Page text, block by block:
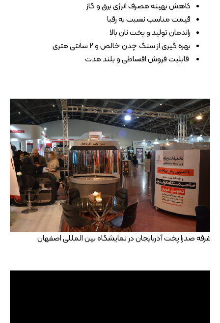
کاهش بهینه مصرف انرژی برق و گاز
قیمت مناسب نسبت به رقبا
راندمان تولید و پخت نان بالا
بهره گیری از سنگ چدن خالص و 2 سانتی متری
قابلیت فروش اقساطی و بلند مدت
غرفه صدرا پخت آذربایجان در نمایشگاه بین المللی اصفهان